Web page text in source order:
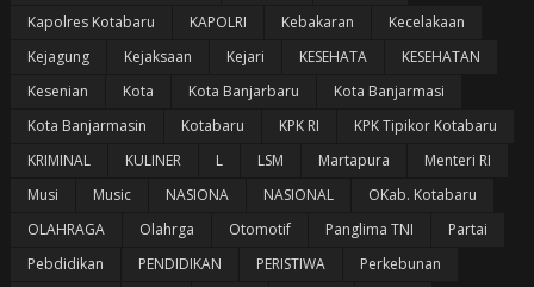
Kapolres Kotabaru
KAPOLRI Kebakaran
Kecelakaan
Kejagung
Kejaksaan Kejari KESEHATA
KESEHATAN
Kesenian
Kota Kota Banjarbaru
Kota Banjarmasi
Kota Banjarmasin
Kotabaru KPK RI
KPK Tipikor Kotabaru
KRIMINAL
KULINER L LSM Martapura
Menteri RI
Musi
Music NASIONA NASIONAL
OKab. Kotabaru
OLAHRAGA
Olahrga Otomotif Panglima TNI
Partai
Pebdidikan
PENDIDIKAN PERISTIWA
Perkebunan